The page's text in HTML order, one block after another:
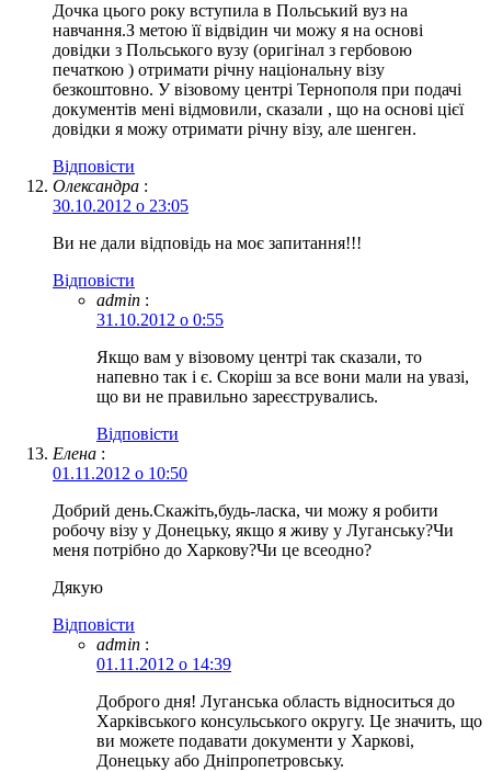
Дочка цього року вступила в Польський вуз на
навчання.З метою її відвідин чи можу я на основі
довідки з Польського вузу (оригінал з гербовою
печаткою ) отримати річну національну візу
безкоштовно. У візовому центрі Тернополя при подачі
документів мені відмовили, сказали , що на основі цієї
довідки я можу отримати річну візу, але шенген.
Відповіcти
Олександра :
30.10.2012 о 23:05
Ви не дали відповідь на моє запитання!!!
Відповіcти
admin :
31.10.2012 о 0:55
Якщо вам у візовому центрі так сказали, то
напевно так і є. Скоріш за все вони мали на увазі,
що ви не правильно зареєструвались.
Відповіcти
Елена :
01.11.2012 о 10:50
Добрий день.Скажіть,будь-ласка, чи можу я робити
робочу візу у Донецьку, якщо я живу у Луганську?Чи
меня потрібно до Харкову?Чи це всеодно?
Дякую
Відповіcти
admin :
01.11.2012 о 14:39
Доброго дня! Луганська область відноситься до
Харківського консульського округу. Це значить, що
ви можете подавати документи у Харкові,
Донецьку або Дніпропетровську.